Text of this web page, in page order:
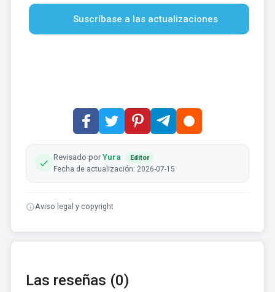
Suscríbase a las actualizaciones
Revisado porYura Editor
Fecha de actualización: 2026-07-15
Aviso legal y copyright
Las reseñas (0)